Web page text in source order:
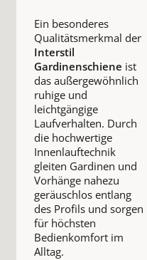
Ein besonderes
Qualitätsmerkmal der
Interstil
Gardinenschiene ist
das außergewöhnlich
ruhige und
leichtgängige
Laufverhalten. Durch
die hochwertige
Innenlauftechnik
gleiten Gardinen und
Vorhänge nahezu
geräuschlos entlang
des Profils und sorgen
für höchsten
Bedienkomfort im
Alltag.